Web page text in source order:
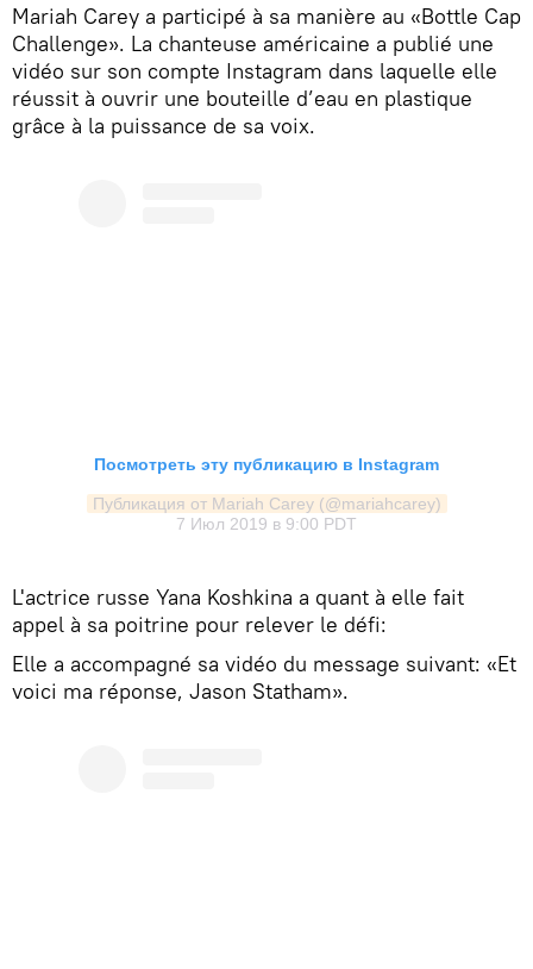
Mariah Carey a participé à sa manière au «Bottle Cap
Challenge». La chanteuse américaine a publié une
vidéo sur son compte Instagram dans laquelle elle
réussit à ouvrir une bouteille d’eau en plastique
grâce à la puissance de sa voix.
Посмотреть эту публикацию в Instagram
Публикация от Mariah Carey (@mariahcarey)
7 Июл 2019 в 9:00 PDT
L'actrice russe Yana Koshkina a quant à elle fait
appel à sa poitrine pour relever le défi:
Elle a accompagné sa vidéo du message suivant: «Et
voici ma réponse, Jason Statham».